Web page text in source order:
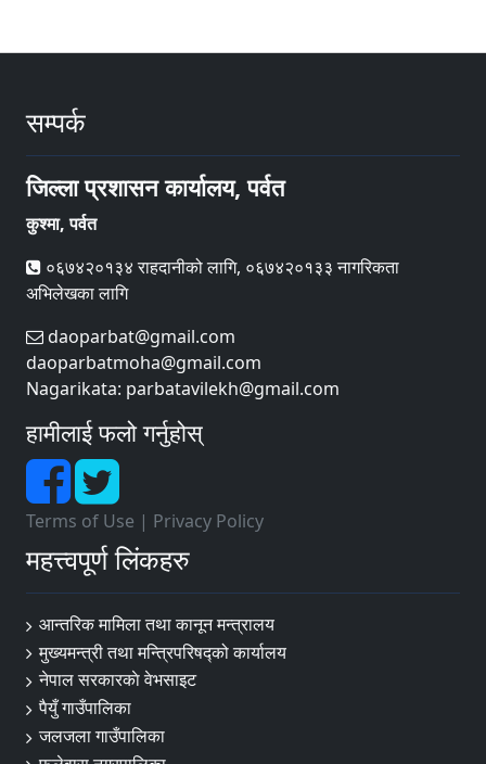
सम्पर्क
जिल्ला प्रशासन कार्यालय, पर्वत
कुश्मा, पर्वत
०६७४२०१३४ राहदानीको लागि, ०६७४२०१३३ नागरिकता
अभिलेखका लागि
daoparbat@gmail.com
daoparbatmoha@gmail.com
Nagarikata: parbatavilekh@gmail.com
हामीलाई फलो गर्नुहोस्
Terms of Use | Privacy Policy
महत्त्वपूर्ण लिंकहरु
आन्तरिक मामिला तथा कानून मन्त्रालय
मुख्यमन्त्री तथा मन्त्रिपरिषद्को कार्यालय
नेपाल सरकारकाे वेभसाइट
पैयुँ गाउँपालिका
जलजला गाउँपालिका